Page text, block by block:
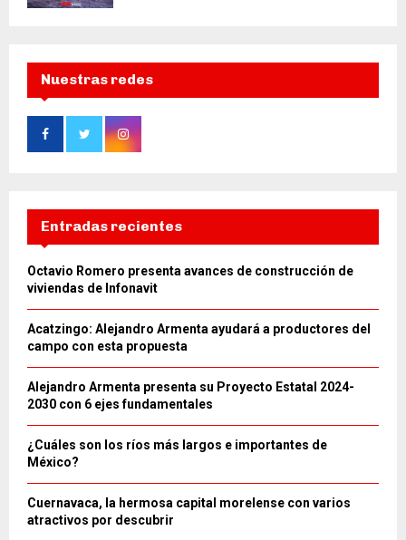
Nuestras redes
Entradas recientes
Octavio Romero presenta avances de construcción de
viviendas de Infonavit
Acatzingo: Alejandro Armenta ayudará a productores del
campo con esta propuesta
Alejandro Armenta presenta su Proyecto Estatal 2024-
2030 con 6 ejes fundamentales
¿Cuáles son los ríos más largos e importantes de
México?
Cuernavaca, la hermosa capital morelense con varios
atractivos por descubrir